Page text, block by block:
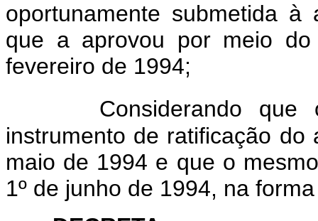
oportunamente submetida à
que a aprovou por meio
fevereiro de 1994;
Considerando
instrumento de ratificação
maio de 1994 e que o
1º de junho de 1994, na